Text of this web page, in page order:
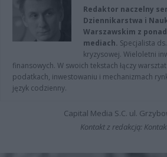
Redaktor naczelny
Dziennikarstwa i
Warszawskim z
mediach. Specjalista
kryzysowej. Wieloletni
finansowych. W swoich tekstach łączy
podatkach, inwestowaniu i mechanizmach
język codzienny.
Capital Media S.C. ul.
Kontakt z redakcją: